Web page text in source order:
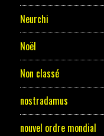
Neurchi
Noël
Non classé
nostradamus
nouvel ordre mondial